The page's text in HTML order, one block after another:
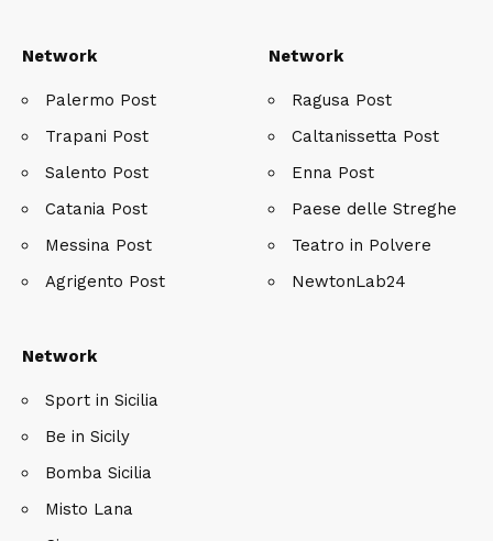
Network
Palermo Post
Trapani Post
Salento Post
Catania Post
Messina Post
Agrigento Post
Network
Ragusa Post
Caltanissetta Post
Enna Post
Paese delle Streghe
Teatro in Polvere
NewtonLab24
Network
Sport in Sicilia
Be in Sicily
Bomba Sicilia
Misto Lana